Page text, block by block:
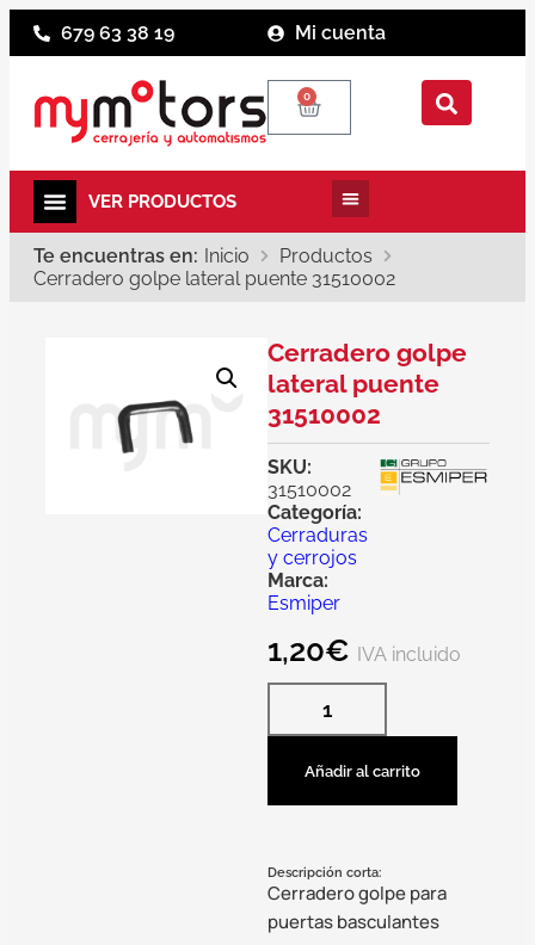
679 63 38 19 Mi cuenta
0
Te encuentras en: Inicio
Productos
Cerradero golpe lateral puente 31510002
Cerradero golpe
lateral puente
31510002
SKU:
31510002
Categoría:
Cerraduras
y cerrojos
Marca:
Esmiper
1,20€ IVA incluido
Añadir al carrito
Descripción corta:
Cerradero golpe para
puertas basculantes